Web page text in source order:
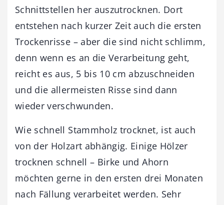
Schnittstellen her auszutrocknen. Dort
entstehen nach kurzer Zeit auch die ersten
Trockenrisse – aber die sind nicht schlimm,
denn wenn es an die Verarbeitung geht,
reicht es aus, 5 bis 10 cm abzuschneiden
und die allermeisten Risse sind dann
wieder verschwunden.
Wie schnell Stammholz trocknet, ist auch
von der Holzart abhängig. Einige Hölzer
trocknen schnell – Birke und Ahorn
möchten gerne in den ersten drei Monaten
nach Fällung verarbeitet werden. Sehr